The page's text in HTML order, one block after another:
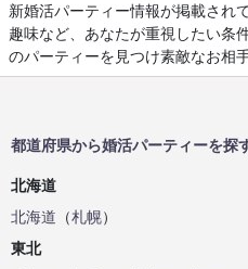
新婚活パーティー情報が掲載され
趣味など、あなたが重視したい条
のパーティーを見つけ素敵なお相
都道府県から婚活パーティーを探
北海道
北海道 （札幌）
東北